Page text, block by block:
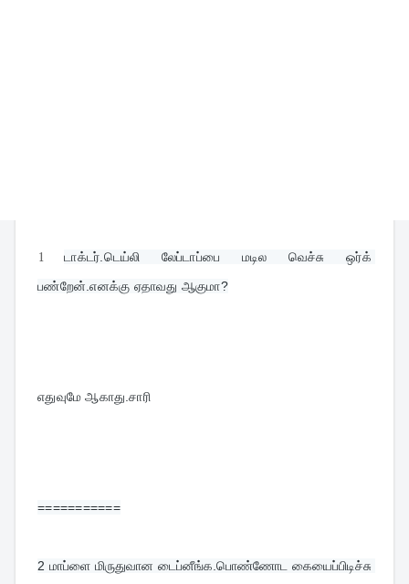
1டாக்டர்.டெய்லி லேப்டாப்பை மடில வெச்சு ஒர்க்
பண்றேன்.எனக்கு ஏதாவது ஆகுமா?
எதுவுமே ஆகாது.சாரி
===========
2 மாப்ளை மிருதுவான டைப்னீங்க.பொண்ணோட கையைப்பிடிச்சு